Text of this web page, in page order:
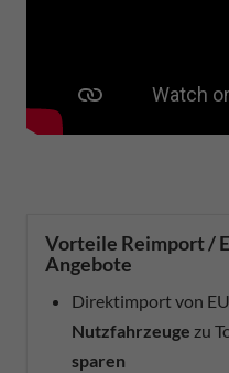
Vorteile Reimport /
Angebote
Direktimport von
Nutzfahrzeuge zu
sparen